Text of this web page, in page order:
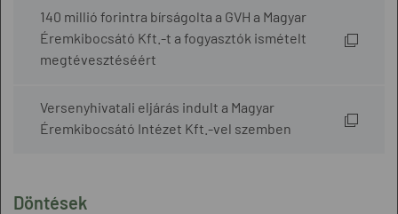
Döntések
140 millió forintra bírságolta a GVH a Magyar
Éremkibocsátó Kft.-t a fogyasztók ismételt
megtévesztéséért
Versenyhivatali eljárás indult a Magyar
Éremkibocsátó Intézet Kft.-vel szemben